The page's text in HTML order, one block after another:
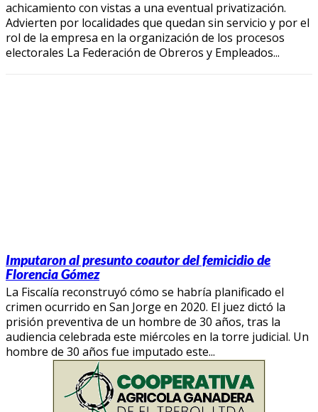
achicamiento con vistas a una eventual privatización.
Advierten por localidades que quedan sin servicio y por el
rol de la empresa en la organización de los procesos
electorales La Federación de Obreros y Empleados...
Imputaron al presunto coautor del femicidio de
Florencia Gómez
La Fiscalía reconstruyó cómo se habría planificado el
crimen ocurrido en San Jorge en 2020. El juez dictó la
prisión preventiva de un hombre de 30 años, tras la
audiencia celebrada este miércoles en la torre judicial. Un
hombre de 30 años fue imputado este...